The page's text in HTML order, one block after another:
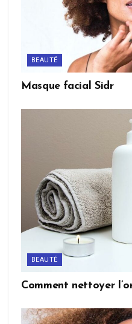
BEAUTÉ
Masque facial Sidr
BEAUTÉ
Comment nettoyer